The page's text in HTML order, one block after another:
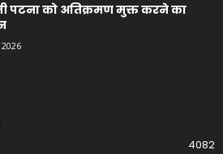
पटना को अतिक्रमण मुक्त करने का
4082